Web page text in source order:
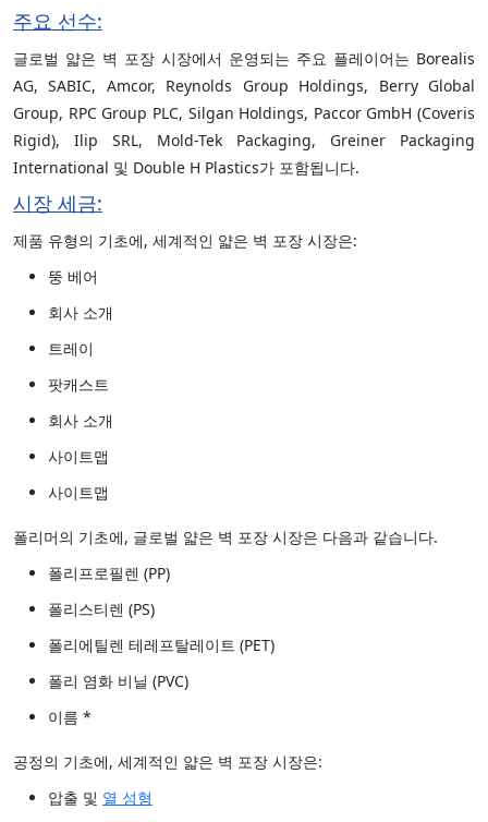
주요 선수:
글로벌 얇은 벽 포장 시장에서 운영되는 주요 플레이어는 Borealis
AG, SABIC, Amcor, Reynolds Group Holdings, Berry Global
Group, RPC Group PLC, Silgan Holdings, Paccor GmbH (Coveris
Rigid), Ilip SRL, Mold-Tek Packaging, Greiner Packaging
International 및 Double H Plastics가 포함됩니다.
시장 세금:
제품 유형의 기초에, 세계적인 얇은 벽 포장 시장은:
뚱 베어
회사 소개
트레이
팟캐스트
회사 소개
사이트맵
사이트맵
폴리머의 기초에, 글로벌 얇은 벽 포장 시장은 다음과 같습니다.
폴리프로필렌 (PP)
폴리스티렌 (PS)
폴리에틸렌 테레프탈레이트 (PET)
폴리 염화 비닐 (PVC)
이름 *
공정의 기초에, 세계적인 얇은 벽 포장 시장은:
압출 및 열 성형